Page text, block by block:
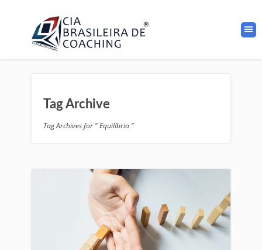
Tag Archive
Tag Archives for " Equilíbrio "